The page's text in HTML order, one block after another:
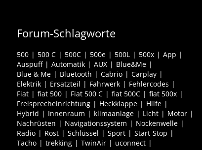
Forum-Schlagworte
500 500 C 500C 500e 500L 500x
App
Auspuff
Automatik AUX
Blue&Me
Blue & Me
Bluetooth Cabrio
Carplay
Elektrik
Ersatzteil Fahrwerk
Fehlercodes
Fiat
fiat 500 Fiat 500 C fiat 500C
fiat 500x
Freisprecheinrichtung
Heckklappe
Hilfe
Hybrid
Innenraum klimaanlage Licht
Motor
Nachrüsten
Navigationssystem
Nockenwelle
Radio
Rost Schlüssel Sport
Start-Stop
Tacho
trekking TwinAir
uconnect